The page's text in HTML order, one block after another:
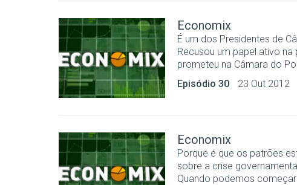
Economix
É um dos Presidentes de
Recusou um papel ativo
prometeu na Câmara do
Episódio 30
23 Out 2012
Economix
Porque é que os patrões
sobre a crise
Quando podemos começar